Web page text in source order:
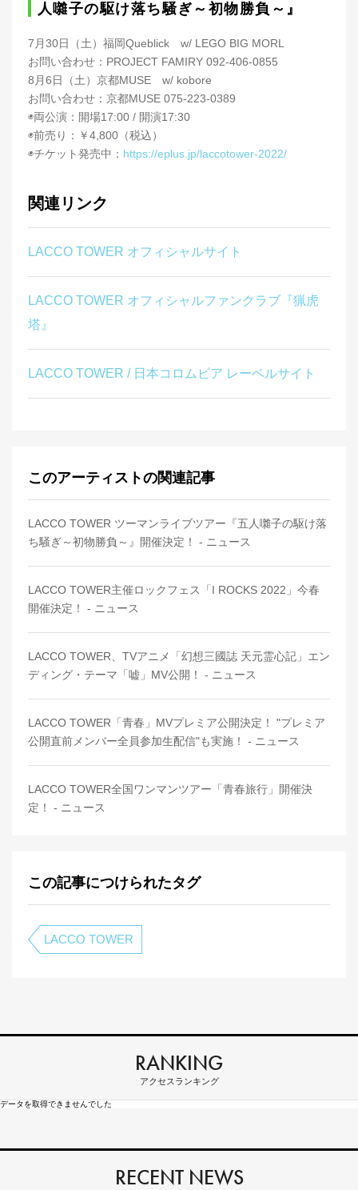
人囃子の駆け落ち騒ぎ～初物勝負～』
7月30日（土）福岡Queblick w/ LEGO BIG MORL
お問い合わせ：PROJECT FAMIRY 092-406-0855
8月6日（土）京都MUSE w/ kobore
お問い合わせ：京都MUSE 075-223-0389
◉両公演：開場17:00 / 開演17:30
◉前売り：￥4,800（税込）
◉チケット発売中： https://eplus.jp/laccotower-2022/
関連リンク
LACCO TOWER オフィシャルサイト
LACCO TOWER オフィシャルファンクラブ『猟虎
塔』
LACCO TOWER / 日本コロムビア レーベルサイト
このアーティストの関連記事
LACCO TOWER ツーマンライブツアー『五人囃子の駆け落
ち騒ぎ～初物勝負～』開催決定！ - ニュース
LACCO TOWER主催ロックフェス「I ROCKS 2022」今春
開催決定！ - ニュース
LACCO TOWER、TVアニメ「幻想三國誌 天元霊心記」エン
ディング・テーマ「嘘」MV公開！ - ニュース
LACCO TOWER「青春」MVプレミア公開決定！ "プレミア
公開直前メンバー全員参加生配信"も実施！ - ニュース
LACCO TOWER全国ワンマンツアー「青春旅行」開催決
定！ - ニュース
この記事につけられたタグ
LACCO TOWER
RANKING
アクセスランキング
データを取得できませんでした
RECENT NEWS